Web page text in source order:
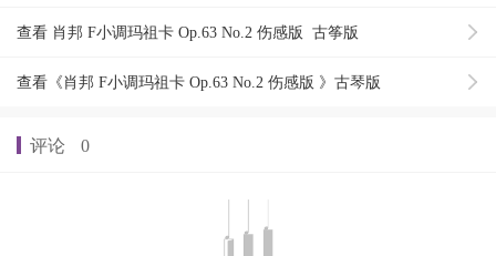
查看 肖邦 F小调玛祖卡 Op.63 No.2 伤感版 古筝版
查看《肖邦 F小调玛祖卡 Op.63 No.2 伤感版 》古琴版
评论 0